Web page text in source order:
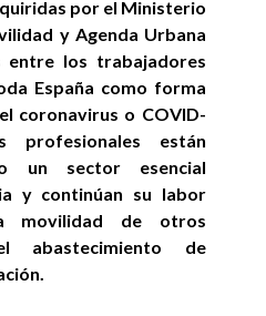
por el Ministerio
y Agenda Urbana
los trabajadores
España como forma
coronavirus o COVID-
están
un sector esencial
y continúan su labor
movilidad de otros
abastecimiento de